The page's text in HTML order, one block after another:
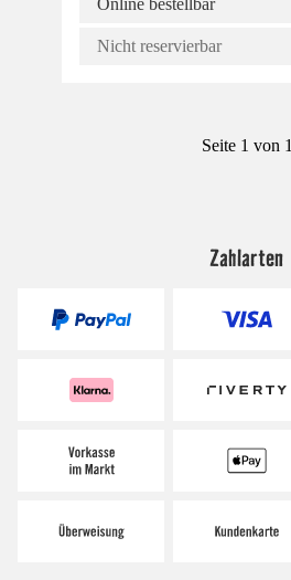
Online bestellbar
Nicht reservierbar
Seite 1 von 1
Zahlarten